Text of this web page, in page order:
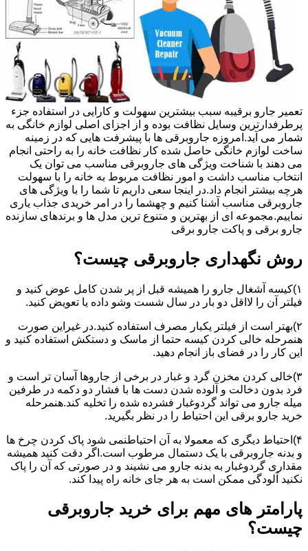
تعمیر جارو برقیبه سبب بیشترین سهولت و کارایی در استفاده جزء
پرطرفدارترین وسایل نظافت بوده و از اجزای اصلی لوازم خانگی به
شمار می آید.امروزه جاروبرقی ها با پیشرفت هایی که در زمینه
ساخت لوازم خانگی حاصل شده کار نظافت خانه را به راحتی انجام
می دهند با شناخت ویژگی های جاروبرقی مناسب می توان یک
انتخاب مناسب داشت و امور نظافت مربوط به خانه را با سهولت
هرچه بیشتر انجام داد.در اینجا سعی داریم تا شما را با ویژگی های
جاروبرقی مناسب آشنا کنیم و چهشما را در امر خریدی جذاب یاری
نماییم.مجموعه ای از بهترین و متنوع ترین مدل ها و برندهای سازنده
جارو برقی و پاکت جارو برقی
روش نگهداری جاروبرقی چیست؟
۱)کیسه آشغال جارو را همیشه قبل از پر شدن کامل عوض کنید و
فیلتر آن را لااقل دو بار در سال شست وشو داده یا تعویض کنید.
۲)بهتر است از فیلتر یکبار مصرف استفاده کنید.در غیراین صورت
هنمرحله خالی کردن کیسه حتما از ماسک و دستکش استفاده کنید و
این کار را در فضای باز انجام دهید.
۳)خالی کردن مخزن گرد و غبار در برخی از جاروها آسان تر است و
فرد بدون دخالت و آلوده شدن دست ها با فشار دو دکمه در طرفین
میله جارو می تواند گردوغبار فشرده شده را تخلیه کند.هنمرحله
خرید جارو برقی این احتیاط را در نظر بگیرید.
۴)احتیاط دیگری که معمولا به آن احتیاطنمی شود پاک کردن چرخ ها
و بدنه جاروبرقی با یک دستمال مرطوب است.اگر دقت کنید همیشه
مقداری گردوغبار به بدنه جارو می نشیند و در صورتی که آن را پاک
نکنید آلودگی ممکن است به هر جای خانه راه پیدا کند.
پارامتر های مهم برای خرید جاروبرقی
چیست؟